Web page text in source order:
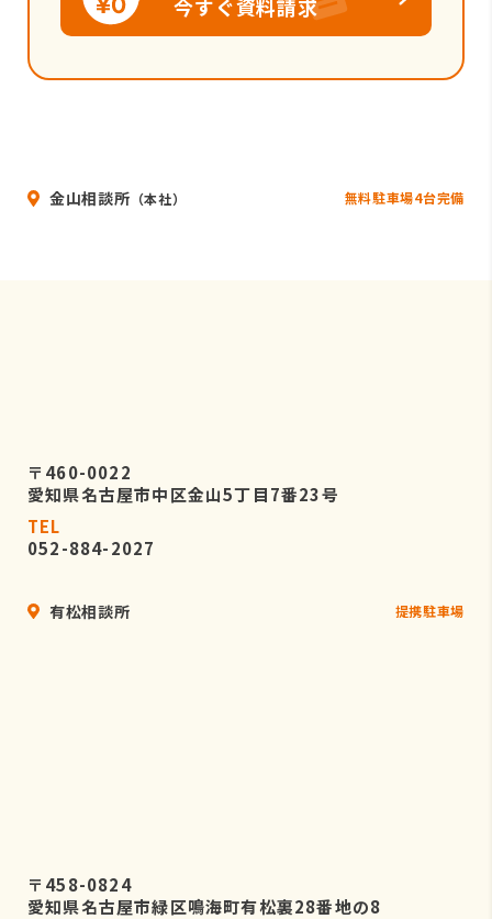
今すぐ資料請求
金山相談所 （本社） 無料駐車場4台完備
〒460-0022
愛知県名古屋市中区金山5丁目7番23号
TEL
052-884-2027
有松相談所 提携駐車場
〒458-0824
愛知県名古屋市緑区鳴海町有松裏28番地の8